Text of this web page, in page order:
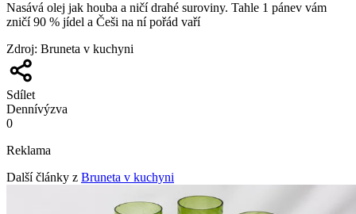
Nasává olej jak houba a ničí drahé suroviny. Tahle 1 pánev vám
zničí 90 % jídel a Češi na ní pořád vaří
Zdroj: Bruneta v kuchyni
Sdílet
Dennívýzva
0
Reklama
Další články z Bruneta v kuchyni